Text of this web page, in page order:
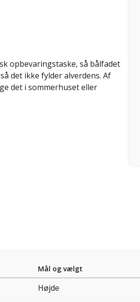
opbevaringstaske, så bålfadet
det ikke fylder alverdens. Af
det i sommerhuset eller
Mål og vælgt
Højde